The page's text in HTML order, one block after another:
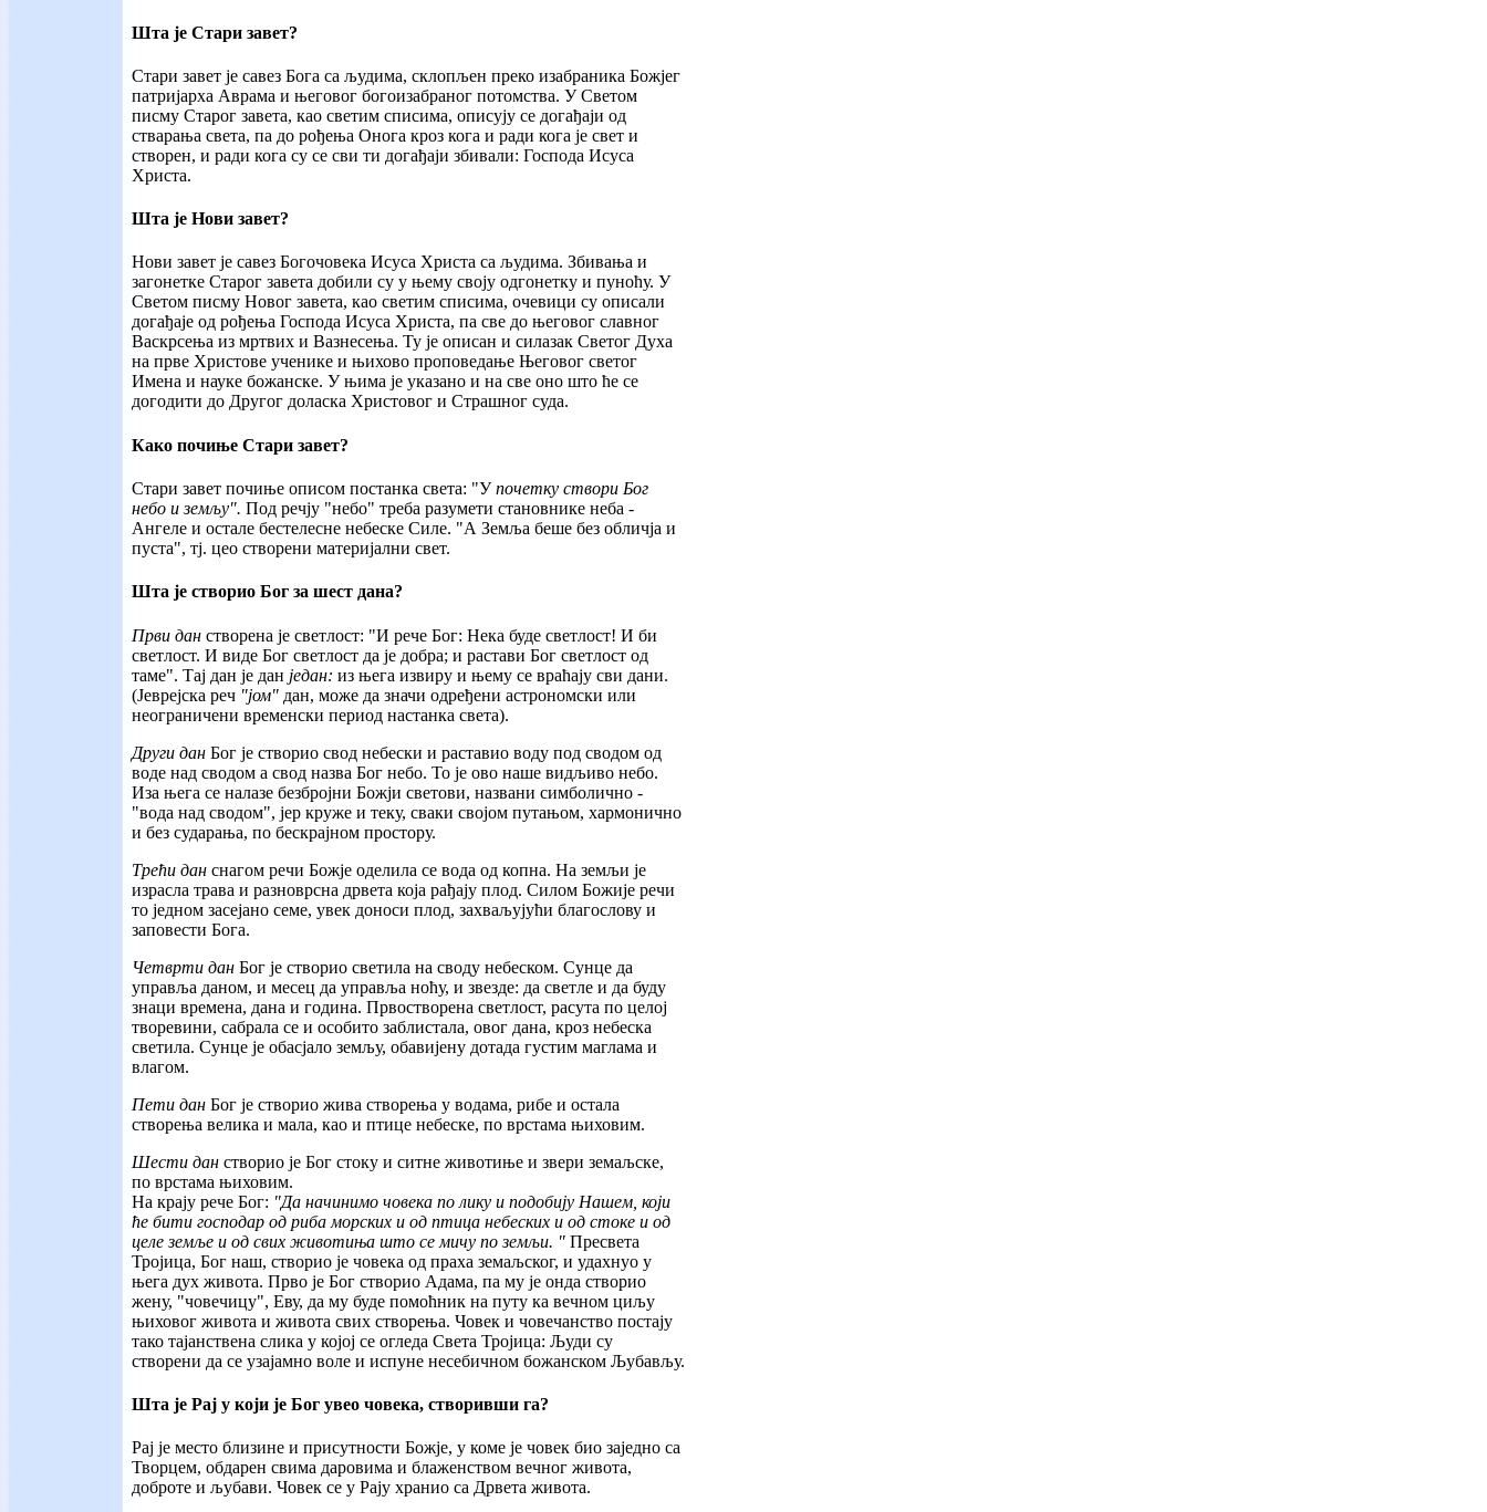
Шта је Стари завет?
Стари завет је савез Бога са људима, склопљен преко изабраника Божјег
патријарха Аврама и његовог богоизабраног потомства. У Светом
писму Старог завета, као светим списима, описују се догађаји од
стварања света, па до рођења Онога кроз кога и ради кога је свет и
створен, и ради кога су се сви ти догађаји збивали: Господа Исуса
Христа.
Шта је Нови завет?
Нови завет је савез Богочовека Исуса Христа са људима. Збивања и
загонетке Старог завета добили су у њему своју одгонетку и пуноћу. У
Светом писму Новог завета, као светим списима, очевици су описали
догађаје од рођења Господа Исуса Христа, па све до његовог славног
Васкрсења из мртвих и Вазнесења. Ту је описан и силазак Светог Духа
на прве Христове ученике и њихово проповедање Његовог светог
Имена и науке божанске. У њима је указано и на све оно што ће се
догодити до Другог доласка Христовог и Страшног суда.
Како почиње Стари завет?
Стари завет почиње описом постанка света: "Упочетку створи Бог
небо и земљу". Под речју "небо" треба разумети становнике неба -
Ангеле и остале бестелесне небеске Силе. "А Земља беше без обличја и
пуста", тј. цео створени материјални свет.
Шта је створио Бог за шест дана?
Први дан створена је светлост: "И рече Бог: Нека буде светлост! И би
светлост. И виде Бог светлост да је добра; и растави Бог светлост од
таме". Тај дан је дан један: из њега извиру и њему се враћају сви дани.
(Јеврејска реч "јом" дан, може да значи одређени астрономски или
неограничени временски период настанка света).
Други дан Бог је створио свод небески и раставио воду под сводом од
воде над сводом а свод назва Бог небо. То је ово наше видљиво небо.
Иза њега се налазе безбројни Божји светови, названи симболично -
"вода над сводом", јер круже и теку, сваки својом путањом, хармонично
и без сударања, по бескрајном простору.
Трећи дан снагом речи Божје оделила се вода од копна. На земљи је
израсла трава и разноврсна дрвета која рађају плод. Силом Божије речи
то једном засејано семе, увек доноси плод, захваљујући благослову и
заповести Бога.
Четврти дан Бог је створио светила на своду небеском. Сунце да
управља даном, и месец да управља ноћу, и звезде: да светле и да буду
знаци времена, дана и година. Првостворена светлост, расута по целој
творевини, сабрала се и особито заблистала, овог дана, кроз небеска
светила. Сунце је обасјало земљу, обавијену дотада густим маглама и
влагом.
Пети дан Бог је створио жива створења у водама, рибе и остала
створења велика и мала, као и птице небеске, по врстама њиховим.
Шести дан створио је Бог стоку и ситне животиње и звери земаљске,
по врстама њиховим.
На крају рече Бог: "Да начинимо човека по лику и подобију Нашем, који
ће бити господар од риба морских и од птица небеских и од стоке и од
целе земље и од свих животиња што се мичу по земљи. " Пресвета
Тројица, Бог наш, створио је човека од праха земаљског, и удахнуо у
њега дух живота. Прво је Бог створио Адама, па му је онда створио
жену, "човечицу", Еву, да му буде помоћник на путу ка вечном циљу
њиховог живота и живота свих створења. Човек и човечанство постају
тако тајанствена слика у којој се огледа Света Тројица: Људи су
створени да се узајамно воле и испуне несебичном божанском Љубављу.
Шта је Рај у који је Бог увео човека, створивши га?
Рај је место близине и присутности Божје, у коме је човек био заједно са
Творцем, обдарен свима даровима и блаженством вечног живота,
доброте и љубави. Човек се у Рају хранио са Дрвета живота.